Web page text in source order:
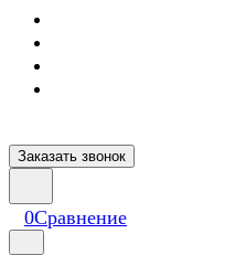
Заказать звонок
0Сравнение